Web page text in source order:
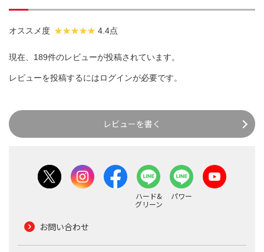
オススメ度 4.4点
現在、189件のレビューが投稿されています。
レビューを投稿するにはログインが必要です。
レビューを書く
ハード&
グリーン
パワー
お問い合わせ